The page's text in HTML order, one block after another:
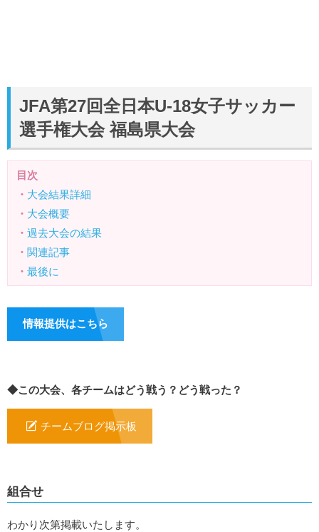
JFA第27回全日本U-18女子サッカー
選手権大会 福島県大会
目次
・ 大会結果詳細
・ 大会概要
・ 過去大会の結果
・ 関連記事
・ 最後に
情報提供はこちら
◆この大会、各チームはどう戦う？どう戦った？
チームブログ掲示板
組合せ
わかり次第掲載いたします。